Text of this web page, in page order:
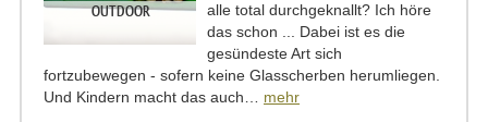
OUTDOOR
alle total durchgeknallt? Ich höre
das schon ... Dabei ist es die
gesündeste Art sich
fortzubewegen - sofern keine Glasscherben herumliegen.
Und Kindern macht das auch… mehr